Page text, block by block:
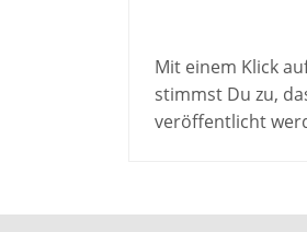
Mit einem Klick
stimmst Du zu,
veröffentlicht